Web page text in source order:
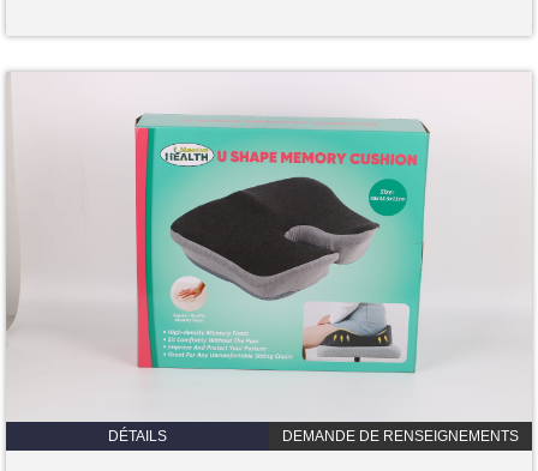
DÉTAILS DEMANDE DE RENSEIGNEMENTS